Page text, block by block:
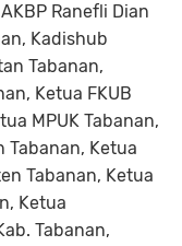
Ranefli Dian
Kadishub
Tabanan,
Ketua FKUB
MPUK Tabanan,
Tabanan, Ketua
Tabanan, Ketua
Ketua
Tabanan,